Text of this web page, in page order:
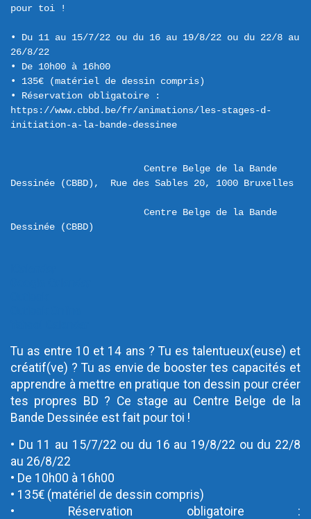
pour toi !
• Du 11 au 15/7/22 ou du 16 au 19/8/22 ou du 22/8 au
26/8/22
• De 10h00 à 16h00
• 135€ (matériel de dessin compris)
• Réservation obligatoire :
https://www.cbbd.be/fr/animations/les-stages-d-
initiation-a-la-bande-dessinee
Centre Belge de la Bande
Centre Belge de la Bande
Dessinée (CBBD)
Tu as entre 10 et 14 ans ? Tu es talentueux(euse) et
créatif(ve) ? Tu as envie de booster tes capacités et
apprendre à mettre en pratique ton dessin pour créer
tes propres BD ? Ce stage au Centre Belge de la
Bande Dessinée est fait pour toi !
• Du 11 au 15/7/22 ou du 16 au 19/8/22 ou du 22/8
au 26/8/22
• De 10h00 à 16h00
• 135€ (matériel de dessin compris)
• Réservation obligatoire :